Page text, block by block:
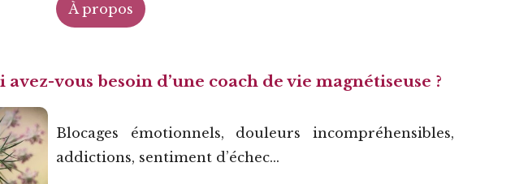
À propos
vous besoin d’une coach de vie magnétiseuse ?
Blocages émotionnels, douleurs incompréhensibles,
addictions, sentiment d’échec…